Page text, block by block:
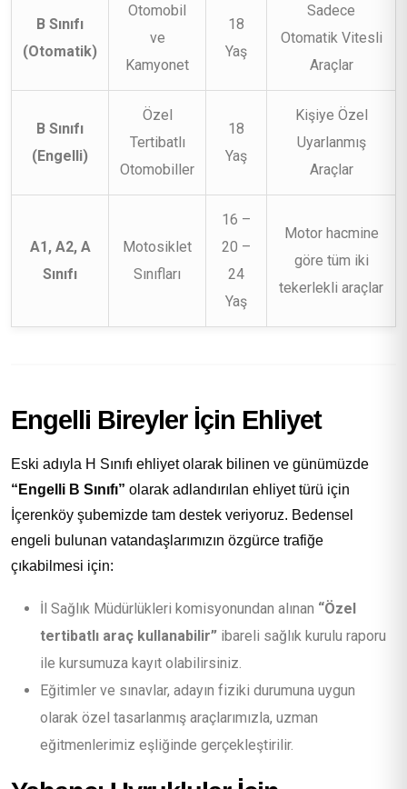
B Sınıfı
(Otomatik)
Otomobil
ve
Kamyonet
18
Yaş
Sadece
Otomatik Vitesli
Araçlar
B Sınıfı
(Engelli)
Özel
Tertibatlı
Otomobiller
18
Yaş
Kişiye Özel
Uyarlanmış
Araçlar
A1, A2, A
Sınıfı
Motosiklet
Sınıfları
16 –
20 –
24
Yaş
Motor hacmine
göre tüm iki
tekerlekli araçlar
Engelli Bireyler İçin Ehliyet
Eski adıyla H Sınıfı ehliyet olarak bilinen ve günümüzde
“Engelli B Sınıfı” olarak adlandırılan ehliyet türü için
İçerenköy şubemizde tam destek veriyoruz. Bedensel
engeli bulunan vatandaşlarımızın özgürce trafiğe
çıkabilmesi için:
İl Sağlık Müdürlükleri komisyonundan alınan “Özel
tertibatlı araç kullanabilir” ibareli sağlık kurulu raporu
ile kursumuza kayıt olabilirsiniz.
Eğitimler ve sınavlar, adayın fiziki durumuna uygun
olarak özel tasarlanmış araçlarımızla, uzman
eğitmenlerimiz eşliğinde gerçekleştirilir.